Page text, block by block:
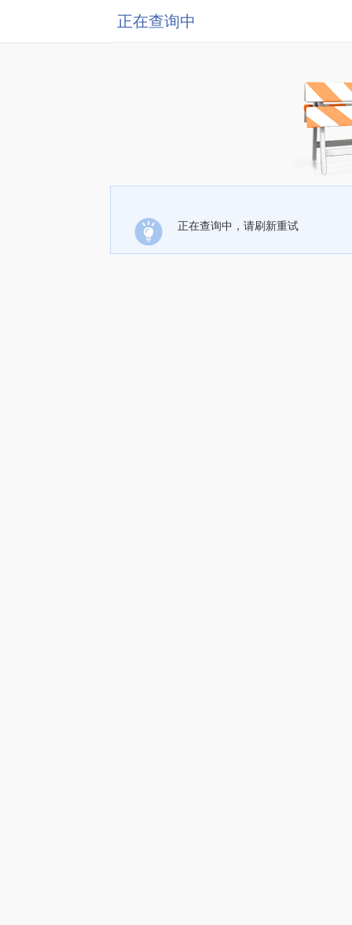
正在查询中
正在查询中，请刷新重试